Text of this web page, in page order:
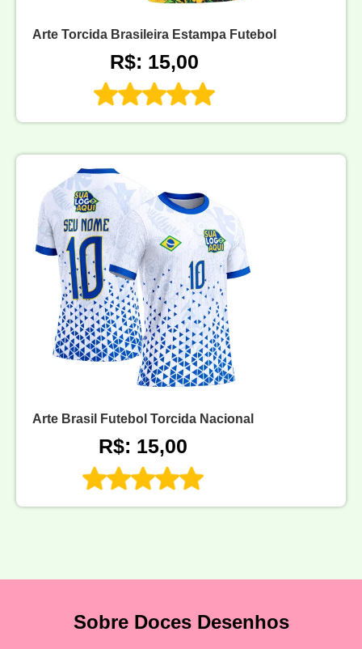
Arte Torcida Brasileira Estampa Futebol
R$: 15,00
Arte Brasil Futebol Torcida Nacional
R$: 15,00
Sobre Doces Desenhos